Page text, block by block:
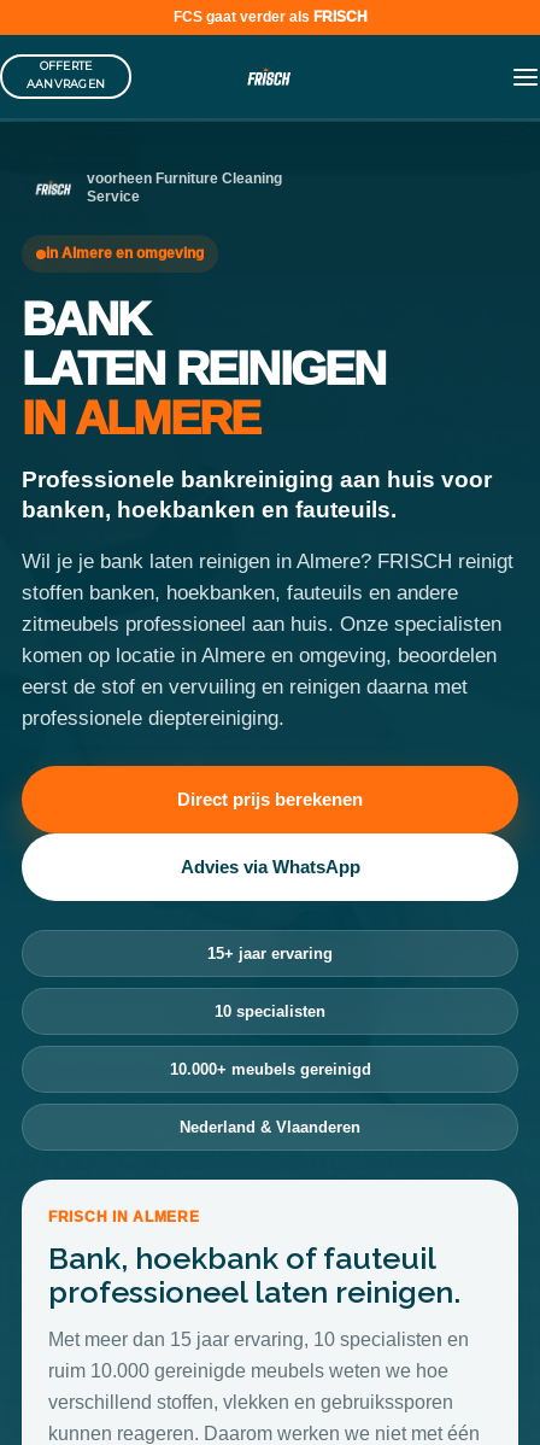
FCS gaat verder als FRISCH
Skip
to
OFFERTE
AANVRAGEN
voorheen Furniture Cleaning
Service
in Almere en omgeving
BANK
LATEN REINIGEN
IN ALMERE
Professionele bankreiniging aan huis voor
banken, hoekbanken en fauteuils.
Wil je je bank laten reinigen in Almere? FRISCH reinigt
stoffen banken, hoekbanken, fauteuils en andere
zitmeubels professioneel aan huis. Onze specialisten
komen op locatie in Almere en omgeving, beoordelen
eerst de stof en vervuiling en reinigen daarna met
professionele dieptereiniging.
Direct prijs berekenen
Advies via WhatsApp
15+ jaar ervaring
10 specialisten
10.000+ meubels gereinigd
Nederland & Vlaanderen
FRISCH IN ALMERE
Bank, hoekbank of fauteuil
professioneel laten reinigen.
Met meer dan 15 jaar ervaring, 10 specialisten en
ruim 10.000 gereinigde meubels weten we hoe
verschillend stoffen, vlekken en gebruikssporen
kunnen reageren. Daarom werken we niet met één